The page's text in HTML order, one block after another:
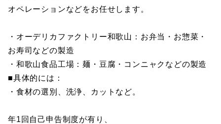
オペレーションなどをお任せします。
・オーデリカファクトリー和歌山：お弁当・お惣菜・
お寿司などの製造
・和歌山食品工場：麺・豆腐・コンニャクなどの製造
■具体的には：
・食材の選別、洗浄、カットなど。
年1回自己申告制度が有り、